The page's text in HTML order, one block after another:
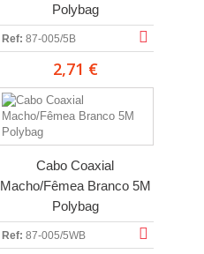
Polybag
Ref: 87-005/5B
2,71 €
Cabo Coaxial
Macho/Fêmea Branco 5M
Polybag
Ref: 87-005/5WB